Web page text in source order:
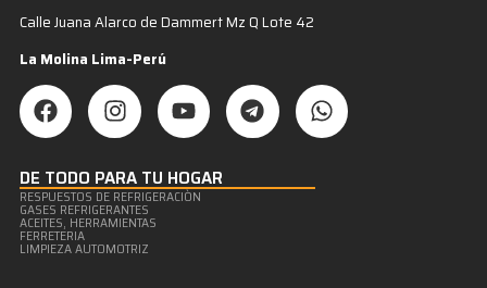
Calle Juana Alarco de Dammert Mz Q Lote 42
La Molina Lima-Perú
DE TODO PARA TU HOGAR
RESPUESTOS DE REFRIGERACIÒN
GASES REFRIGERANTES
ACEITES, HERRAMIENTAS
FERRETERIA
LIMPIEZA AUTOMOTRIZ